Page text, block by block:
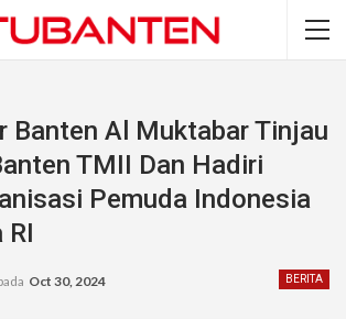
Banten Al Muktabar Tinjau
TMII Dan Hadiri
Pemuda Indonesia
RI
BERITA
Oct 30, 2024